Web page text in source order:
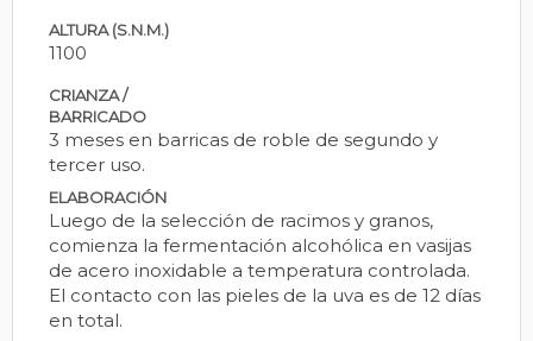
ALTURA (S.N.M.)
1100
CRIANZA /
BARRICADO
3 meses en barricas de roble de segundo y
tercer uso.
ELABORACIÓN
Luego de la selección de racimos y granos,
comienza la fermentación alcohólica en vasijas
de acero inoxidable a temperatura controlada.
El contacto con las pieles de la uva es de 12 días
en total.